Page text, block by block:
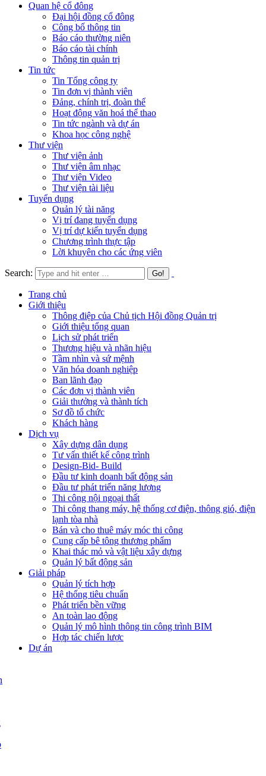
Quan hệ cổ đông
Đại hội đồng cổ đông
Công bố thông tin
Báo cáo thường niên
Báo cáo tài chính
Thông tin quản trị
Tin tức
Tin Tổng công ty
Tin đơn vị thành viên
Đảng, chính trị, đoàn thể
Hoạt động văn hoá thể thao
Tin tức ngành và dự án
Khoa học công nghệ
Thư viện
Thư viện ảnh
Thư viện âm nhạc
Thư viện Video
Thư viện tài liệu
Tuyển dụng
Quản lý tài năng
Vị trí đang tuyển dụng
Vị trí dự kiến tuyển dụng
Chương trình thực tập
Lời khuyên cho các ứng viên
Search:
Trang chủ
Giới thiệu
Thông điệp của Chủ tịch Hội đồng Quản trị
Giới thiệu tổng quan
Lịch sử phát triển
Thương hiệu và nhãn hiệu
Tầm nhìn và sứ mệnh
Văn hóa doanh nghiệp
Ban lãnh đạo
Các đơn vị thành viên
Giải thưởng và thành tích
Sơ đồ tổ chức
Khách hàng
Dịch vụ
Xây dựng dân dụng
Tư vấn thiết kế công trình
Design-Bid- Build
Đầu tư kinh doanh bất động sản
Đầu tư phát triển năng lượng
Thi công nội ngoại thất
Thi công thang máy, hệ thống cơ điện, thông gió, điện
lạnh tòa nhà
Bán và cho thuê máy móc thi công
Cung cấp bê tông thương phẩm
Khai thác mỏ và vật liệu xây dựng
Quản lý bất động sản
Giải pháp
Quản lý tích hợp
Hệ thống tiêu chuẩn
Phát triển bền vững
An toàn lao động
Quản lý mô hình thông tin công trình BIM
Hợp tác chiến lược
Dự án